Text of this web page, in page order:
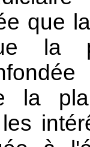
que
la
la